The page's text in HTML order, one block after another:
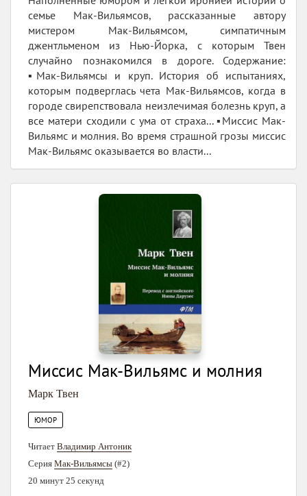
семье Мак-Вильямсов, рассказанные автору
мистером Мак-Вильямсом, симпатичным
джентльменом из Нью-Йорка, с которым Твен
случайно познакомился в дороге. Содержание:
▪️Мак-Вильямсы и круп. История об испытаниях,
которым подверглась чета Мак-Вильямсов, когда в
городе свирепствовала неизлечимая болезнь круп, а
все матери сходили с ума от страха... ▪️Миссис Мак-
Вильямс и молния. Во время страшной грозы миссис
Мак-Вильямс оказывается во власти...
Миссис Мак-Вильямс и молния
Марк Твен
ЮМОР
Читает Владимир Антоник
Серия Мак-Вильямсы (#2)
20 минут 25 секунд